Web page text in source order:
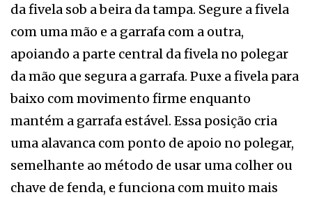
da fivela sob a beira da tampa. Segure a fivela
com uma mão e a garrafa com a outra,
apoiando a parte central da fivela no polegar
da mão que segura a garrafa. Puxe a fivela para
baixo com movimento firme enquanto
mantém a garrafa estável. Essa posição cria
uma alavanca com ponto de apoio no polegar,
semelhante ao método de usar uma colher ou
chave de fenda, e funciona com muito mais